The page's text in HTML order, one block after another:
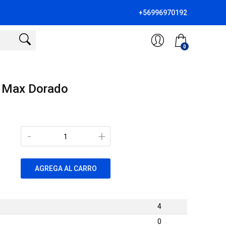
+56996970192
0
Dorado
+
-
AGREGA AL CARRO
4
0